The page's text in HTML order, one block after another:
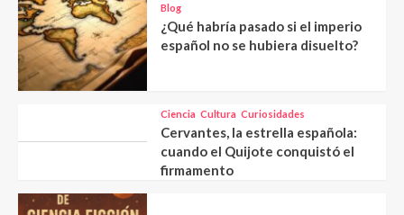
Blog
¿Qué habría pasado si el imperio
español no se hubiera disuelto?
Ciencia Cultura Curiosidades
Cervantes, la estrella española:
cuando el Quijote conquistó el
firmamento